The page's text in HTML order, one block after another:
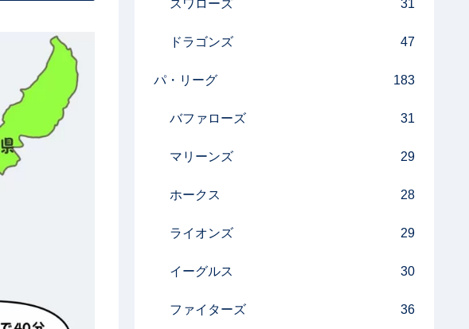
スワローズ 31
ドラゴンズ 47
パ・リーグ 183
バファローズ 31
マリーンズ 29
ホークス 28
ライオンズ 29
イーグルス 30
ファイターズ 36